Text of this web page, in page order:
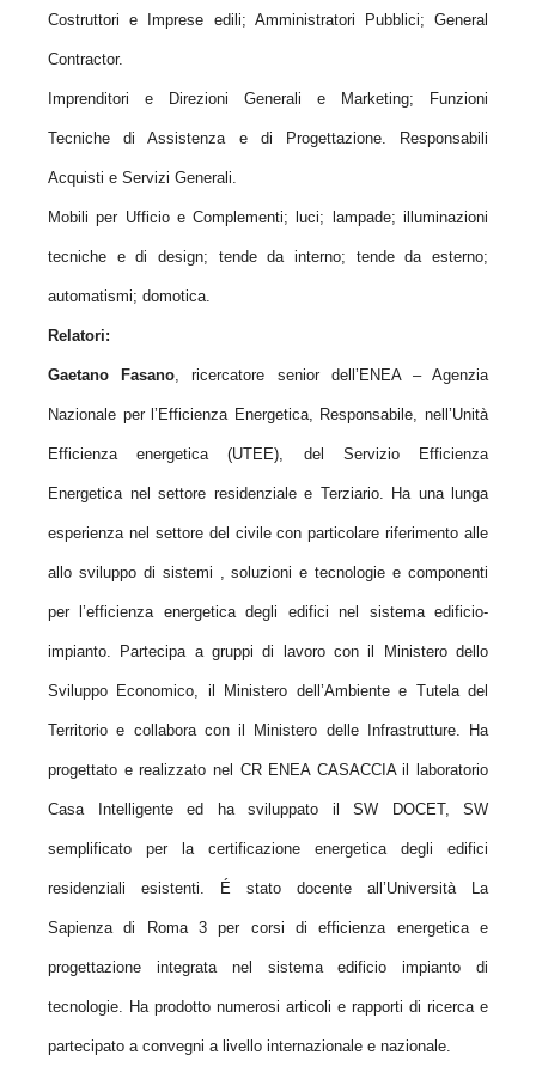
Costruttori e Imprese edili; Amministratori Pubblici; General
Contractor.
Imprenditori e Direzioni Generali e Marketing; Funzioni
Tecniche di Assistenza e di Progettazione. Responsabili
Acquisti e Servizi Generali.
Mobili per Ufficio e Complementi; luci; lampade; illuminazioni
tecniche e di design; tende da interno; tende da esterno;
automatismi; domotica.
Relatori:
Gaetano Fasano , ricercatore senior dell’ENEA – Agenzia
Nazionale per l’Efficienza Energetica, Responsabile, nell’Unità
Efficienza energetica (UTEE), del Servizio Efficienza
Energetica nel settore residenziale e Terziario. Ha una lunga
esperienza nel settore del civile con particolare riferimento alle
allo sviluppo di sistemi , soluzioni e tecnologie e componenti
per l’efficienza energetica degli edifici nel sistema edificio-
impianto. Partecipa a gruppi di lavoro con il Ministero dello
Sviluppo Economico, il Ministero dell’Ambiente e Tutela del
Territorio e collabora con il Ministero delle Infrastrutture. Ha
progettato e realizzato nel CR ENEA CASACCIA il laboratorio
Casa Intelligente ed ha sviluppato il SW DOCET, SW
semplificato per la certificazione energetica degli edifici
residenziali esistenti. É stato docente all’Università La
Sapienza di Roma 3 per corsi di efficienza energetica e
progettazione integrata nel sistema edificio impianto di
tecnologie. Ha prodotto numerosi articoli e rapporti di ricerca e
partecipato a convegni a livello internazionale e nazionale.